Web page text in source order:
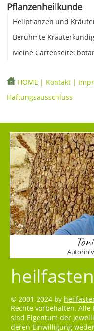
Pflanzenheilkunde
Heilpflanzen und
Berühmte
Meine Gartenseite:
HOME | Kontakt |
Haftungsausschluss
Autorin
© 2001-2024 by
Rechte vorbehalten.
sind Eigentum der
deren Einwilligung